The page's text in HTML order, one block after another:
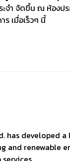
จำ จัดขึ้น ณ ห้องป
ร เมื่อเร็วๆ นี้
has developed a
and renewable